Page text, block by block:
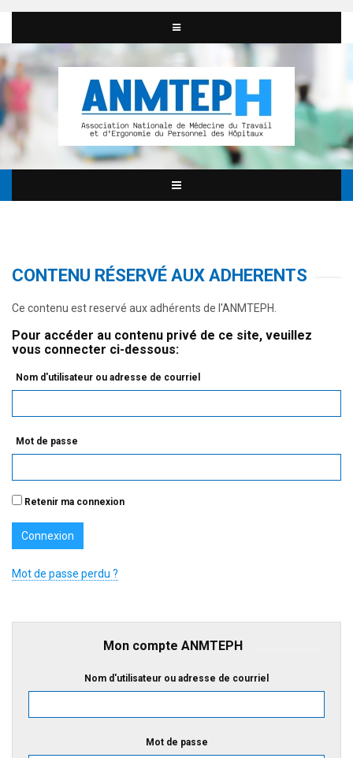
CONTENU RÉSERVÉ AUX ADHERENTS
Ce contenu est reservé aux adhérents de l'ANMTEPH.
Pour accéder au contenu privé de ce site, veuillez
vous connecter ci-dessous:
Nom d'utilisateur ou adresse de courriel
Mot de passe
Retenir ma connexion
Mot de passe perdu ?
Mon compte ANMTEPH
Nom d'utilisateur ou adresse de courriel
Mot de passe